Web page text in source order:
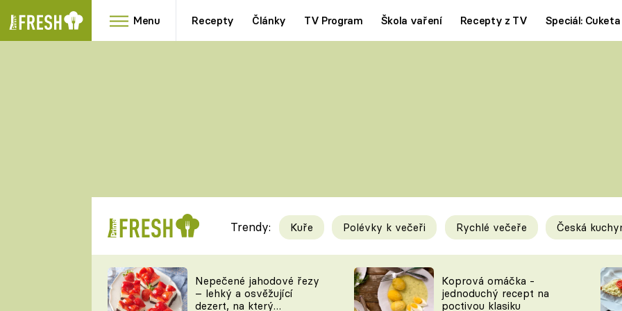
Menu Recepty Články TV Program Škola vaření Recepty z TV Speciál: Cuketa
RYCHLOVKY
Videorecepty
TEĎ VAŘÍ ŠÉF!
Tipy a triky
KAM ZA JÍDLEM
Trendy: Kuře Polévky k večeři Rychlé večeře Česká
Nepečené jahodové řezy
– lehký a osvěžující
dezert, na který
Koprová omáčka -
jednoduchý recept na
poctivou klasiku